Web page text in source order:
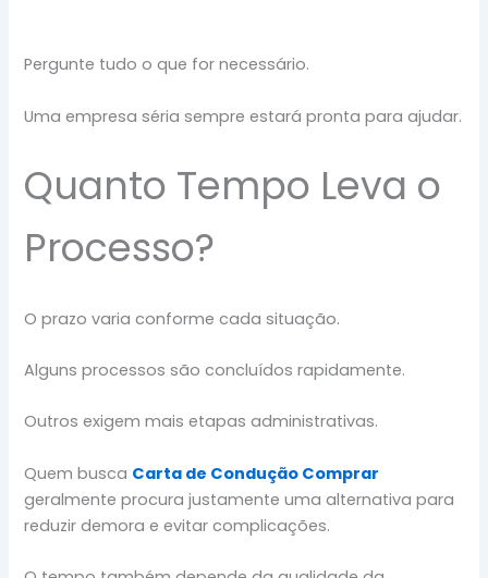
Pergunte tudo o que for necessário.
Uma empresa séria sempre estará pronta para ajudar.
Quanto Tempo Leva o
Processo?
O prazo varia conforme cada situação.
Alguns processos são concluídos rapidamente.
Outros exigem mais etapas administrativas.
Quem busca Carta de Condução Comprar
geralmente procura justamente uma alternativa para
reduzir demora e evitar complicações.